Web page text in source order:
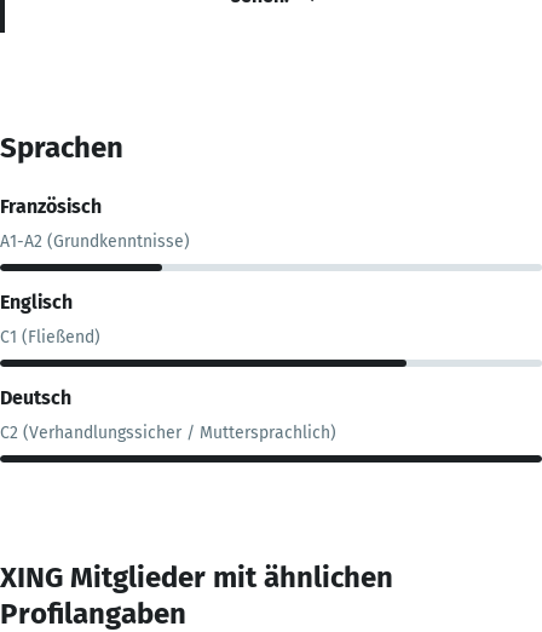
Sprachen
Französisch
A1-A2 (Grundkenntnisse)
Englisch
C1 (Fließend)
Deutsch
C2 (Verhandlungssicher / Muttersprachlich)
XING Mitglieder mit ähnlichen
Profilangaben